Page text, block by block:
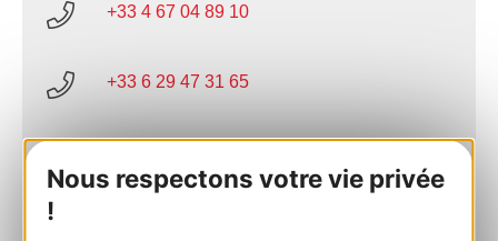
Nous respectons votre vie privée
!
+33 4 67 04 89 10
+33 6 29 47 31 65